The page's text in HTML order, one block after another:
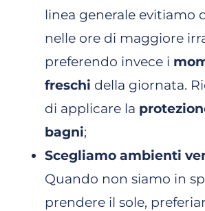
linea generale evitiamo
nelle ore di maggiore
preferendo invece i
freschi della giornata.
di applicare la
bagni;
Scegliamo ambienti
Quando non siamo in
prendere il sole,